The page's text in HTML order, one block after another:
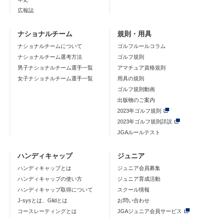
広報誌
ナショナルチーム
ナショナルチームについて
ナショナルチーム選考方法
男子ナショナルチーム選手一覧
女子ナショナルチーム選手一覧
規則・用具
ゴルフルールコラム
ゴルフ規則
アマチュア資格規則
用具の規則
ゴルフ規則動画
出版物のご案内
2023年ゴルフ規則
2023年ゴルフ規則詳説
JGAルールテスト
ハンディキャップ
ハンディキャップとは
ハンディキャップの使い方
ハンディキャップ取得について
J-sysとは、Glidとは
コースレーティングとは
ジュニア
ジュニア会員募集
ジュニア育成活動
スクール情報
お問い合わせ
JGAジュニア会員サービス